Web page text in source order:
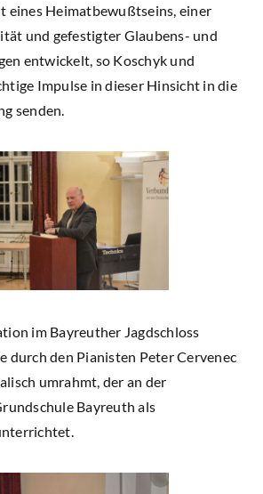
eines Heimatbewußtseins, einer
und gefestigter Glaubens- und
entwickelt, so Koschyk und
Impulse in dieser Hinsicht in die
senden.
im Bayreuther Jagdschloss
durch den Pianisten Peter Cervenec
umrahmt, der an der
Bayreuth als